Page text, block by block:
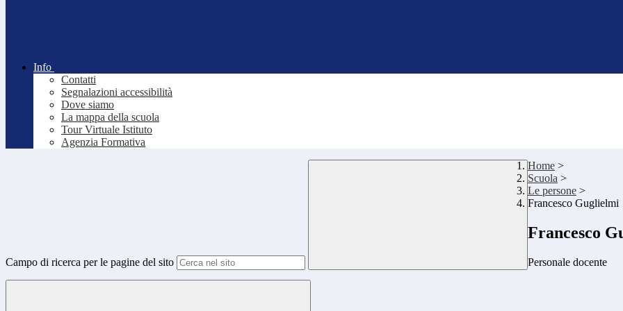
Info
Contatti
Segnalazioni accessibilità
Dove siamo
La mappa della scuola
Tour Virtuale Istituto
Agenzia Formativa
Campo di ricerca per le pagine del sito
Home >
Scuola >
Le persone >
Francesco Guglielmi
Francesco
Personale docente